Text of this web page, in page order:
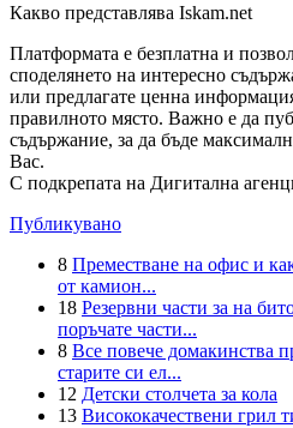
Какво представлява Iskam.net
Платформата е безплатна и
споделянето на интересно
или предлагате ценна
правилното място. Важно е да
съдържание, за да бъде
Вас.
С подкрепата на Дигитална
Публикувано
8 Преместване на офис и
от камион...
18 Резервни части за на
поръчате части...
8 Все повече домакинства
старите си ел...
12 Детски столчета за кола
13 Висококачествени грил